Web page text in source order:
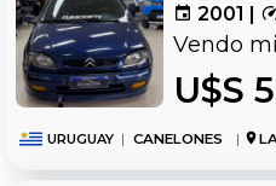
2001 |
Vendo
U$S
URUGUAY | CANELONES |